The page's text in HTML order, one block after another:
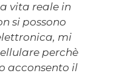
vita reale in
si possono
mi
perchè
acconsento il